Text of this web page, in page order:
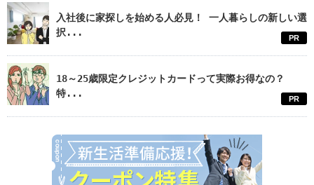
入社後に家探しを始める人必見！ 一人暮らしの新しい選
択...
PR
18～25歳限定クレジットカードって実際お得なの？
特...
PR